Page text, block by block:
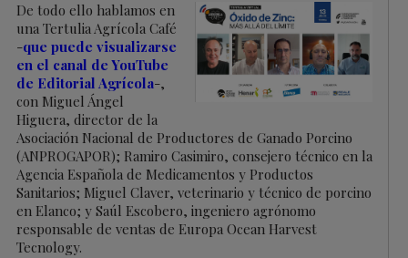
De todo ello hablamos en
una Tertulia Agrícola Café
-que puede visualizarse
en el canal de YouTube
de Editorial Agrícola-,
con Miguel Ángel
Higuera, director de la
Asociación Nacional de Productores de Ganado Porcino
(ANPROGAPOR); Ramiro Casimiro, consejero técnico en la
Agencia Española de Medicamentos y Productos
Sanitarios; Miguel Claver, veterinario y técnico de porcino
en Elanco; y Saúl Escobero, ingeniero agrónomo
responsable de ventas de Europa Ocean Harvest
Tecnology.